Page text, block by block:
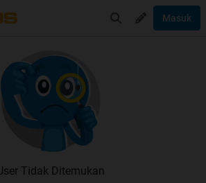
Masuk
Tidak Ditemukan